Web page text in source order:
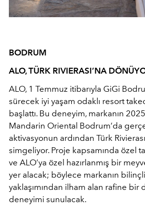
BODRUM
ALO, TÜRK RIVIERASI’NA
ALO, 1 Temmuz itibarıyla GiGi
sürecek iyi yaşam odaklı resort
başlattı. Bu deneyim, markanın
Mandarin Oriental Bodrum’da
aktivasyonun ardından Türk
simgeliyor. Proje kapsamında özel
ve ALO’ya özel hazırlanmış bir
yer alacak; böylece markanın
yaklaşımından ilham alan rafine bir
deneyimi sunulacak.